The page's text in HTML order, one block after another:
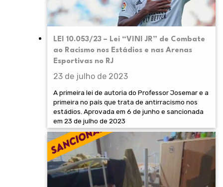
LEI 10.053/23 – Lei “VINI JR” de Combate
ao Racismo nos Estádios e nas Arenas
Esportivas no RJ
23 de julho de 2023
A primeira lei de autoria do Professor Josemar e a
primeira no país que trata de antirracismo nos
estádios. Aprovada em 6 de junho e sancionada
em 23 de julho de 2023